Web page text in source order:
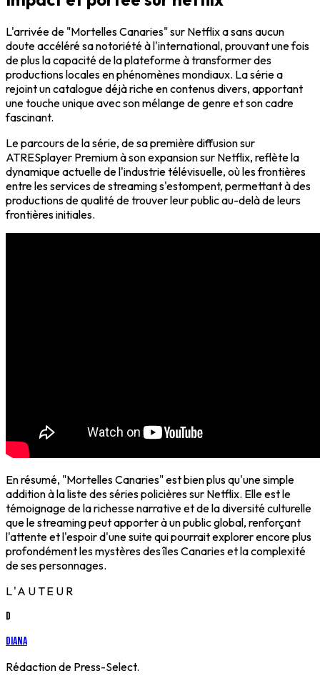
L'arrivée de "Mortelles Canaries" sur Netflix a sans aucun
doute accéléré sa notoriété à l'international, prouvant une fois
de plus la capacité de la plateforme à transformer des
productions locales en phénomènes mondiaux. La série a
rejoint un catalogue déjà riche en contenus divers, apportant
une touche unique avec son mélange de genre et son cadre
fascinant.
Le parcours de la série, de sa première diffusion sur
ATRESplayer Premium à son expansion sur Netflix, reflète la
dynamique actuelle de l'industrie télévisuelle, où les frontières
entre les services de streaming s'estompent, permettant à des
productions de qualité de trouver leur public au-delà de leurs
frontières initiales.
En résumé, "Mortelles Canaries" est bien plus qu'une simple
addition à la liste des séries policières sur Netflix. Elle est le
témoignage de la richesse narrative et de la diversité culturelle
que le streaming peut apporter à un public global, renforçant
l'attente et l'espoir d'une suite qui pourrait explorer encore plus
profondément les mystères des îles Canaries et la complexité
de ses personnages.
L'AUTEUR
D
Diana
Rédaction de Press-Select.